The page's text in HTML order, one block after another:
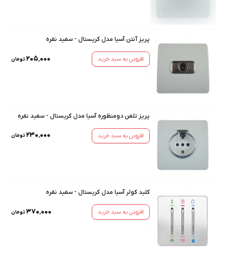
پریز آنتن آسیا مدل کریستال - سفید نقره
افزودن به سبد خرید ۲۰۵٬۰۰۰ تومان
پریز تلفن دومنظوره آسیا مدل کریستال - سفید نقره
افزودن به سبد خرید ۲۳۰٬۰۰۰ تومان
کلید کولر آسیا مدل کریستال - سفید نقره
افزودن به سبد خرید ۳۷۰٬۰۰۰ تومان